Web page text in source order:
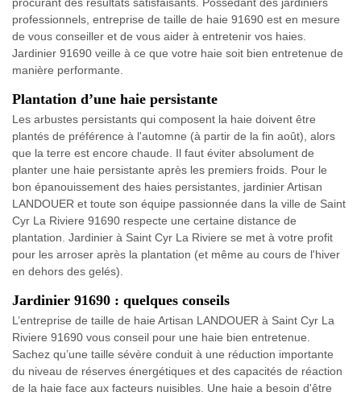
procurant des résultats satisfaisants. Possédant des jardiniers
professionnels, entreprise de taille de haie 91690 est en mesure
de vous conseiller et de vous aider à entretenir vos haies.
Jardinier 91690 veille à ce que votre haie soit bien entretenue de
manière performante.
Plantation d’une haie persistante
Les arbustes persistants qui composent la haie doivent être
plantés de préférence à l'automne (à partir de la fin août), alors
que la terre est encore chaude. Il faut éviter absolument de
planter une haie persistante après les premiers froids. Pour le
bon épanouissement des haies persistantes, jardinier Artisan
LANDOUER et toute son équipe passionnée dans la ville de Saint
Cyr La Riviere 91690 respecte une certaine distance de
plantation. Jardinier à Saint Cyr La Riviere se met à votre profit
pour les arroser après la plantation (et même au cours de l'hiver
en dehors des gelés).
Jardinier 91690 : quelques conseils
L’entreprise de taille de haie Artisan LANDOUER à Saint Cyr La
Riviere 91690 vous conseil pour une haie bien entretenue.
Sachez qu’une taille sévère conduit à une réduction importante
du niveau de réserves énergétiques et des capacités de réaction
de la haie face aux facteurs nuisibles. Une haie a besoin d'être